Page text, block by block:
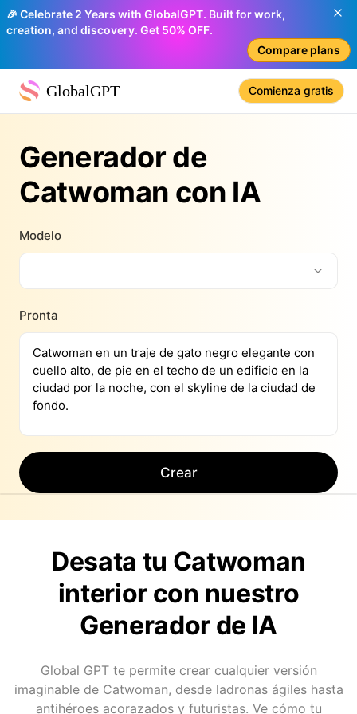
🎉 Celebrate 2 Years with GlobalGPT. Built for work,
creation, and discovery. Get 50% OFF.
Compare plans
GlobalGPT Comienza gratis
Generador de
Catwoman con IA
Modelo
Pronta
Crear
Desata tu Catwoman
interior con nuestro
Generador de IA
Global GPT te permite crear cualquier versión
imaginable de Catwoman, desde ladronas ágiles hasta
antihéroes acorazados y futuristas. Ve cómo tu